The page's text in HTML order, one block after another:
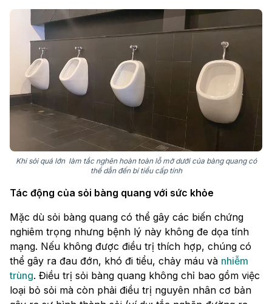
Khi sỏi quá lớn làm tắc nghẽn hoàn toàn lỗ mở dưới của bàng quang có
thể dẫn đến bí tiểu cấp tính
Tác động của sỏi bàng quang với sức khỏe
Mặc dù sỏi bàng quang có thể gây các biến chứng
nghiêm trọng nhưng bệnh lý này không đe dọa tính
mạng. Nếu không được điều trị thích hợp, chúng có
thể gây ra đau đớn, khó đi tiểu, chảy máu và nhiễm
trùng. Điều trị sỏi bàng quang không chỉ bao gồm việc
loại bỏ sỏi mà còn phải điều trị nguyên nhân cơ bản